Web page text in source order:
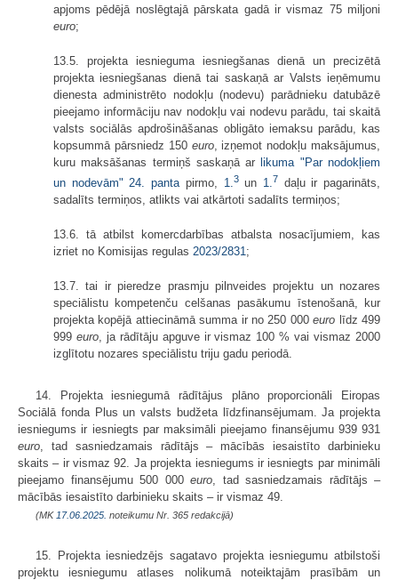
apjoms pēdējā noslēgtajā pārskata gadā ir vismaz 75 miljoni
euro;
13.5. projekta iesnieguma iesniegšanas dienā un precizētā
projekta iesniegšanas dienā tai saskaņā ar Valsts ieņēmumu
dienesta administrēto nodokļu (nodevu) parādnieku datubāzē
pieejamo informāciju nav nodokļu vai nodevu parādu, tai skaitā
valsts sociālās apdrošināšanas obligāto iemaksu parādu, kas
kopsummā pārsniedz 150 euro, izņemot nodokļu maksājumus,
kuru maksāšanas termiņš saskaņā arlikuma "Par nodokļiem
un nodevām" 24. panta pirmo, 1. 3un 1. 7 daļu ir pagarināts,
sadalīts termiņos, atlikts vai atkārtoti sadalīts termiņos;
13.6. tā atbilst komercdarbības atbalsta nosacījumiem, kas
izriet no Komisijas regulas 2023/2831 ;
13.7. tai ir pieredze prasmju pilnveides projektu un nozares
speciālistu kompetenču celšanas pasākumu īstenošanā, kur
projekta kopējā attiecināmā summa ir no 250 000euro līdz 499
999 euro, ja rādītāju apguve ir vismaz 100 % vai vismaz 2000
izglītotu nozares speciālistu triju gadu periodā.
14. Projekta iesniegumā rādītājus plāno proporcionāli Eiropas
Sociālā fonda Plus un valsts budžeta līdzfinansējumam. Ja projekta
iesniegums ir iesniegts par maksimāli pieejamo finansējumu 939 931
euro , tad sasniedzamais rādītājs – mācībās iesaistīto darbinieku
skaits – ir vismaz 92. Ja projekta iesniegums ir iesniegts par minimāli
pieejamo finansējumu 500 000 euro , tad sasniedzamais rādītājs –
mācībās iesaistīto darbinieku skaits – ir vismaz 49.
(MK 17.06.2025. noteikumu Nr. 365 redakcijā)
15. Projekta iesniedzējs sagatavo projekta iesniegumu atbilstoši
projektu iesniegumu atlases nolikumā noteiktajām prasībām un